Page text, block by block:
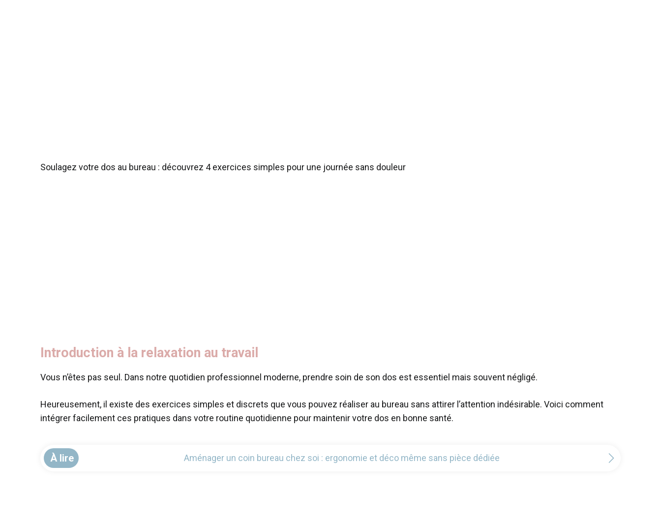
Soulagez votre dos au bureau : découvrez 4 exercices simples pour une journée sans douleur
Introduction à la relaxation au travail
Vous n’êtes pas seul. Dans notre quotidien professionnel moderne, prendre soin de son dos est essentiel mais souvent négligé.
Heureusement, il existe des exercices simples et discrets que vous pouvez réaliser au bureau sans attirer l’attention indésirable. Voici comment
intégrer facilement ces pratiques dans votre routine quotidienne pour maintenir votre dos en bonne santé.
À lire Aménager un coin bureau chez soi : ergonomie et déco même sans pièce dédiée